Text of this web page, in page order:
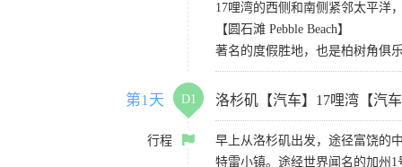
17哩湾的西侧和南侧紧邻太平洋
【圆石滩 Pebble Beach】
著名的度假胜地，也是柏树角俱
第1天 D1 洛杉矶【汽车】17哩湾【汽
行程
早上从洛杉矶出发，途径富饶的
特雷小镇。途经世界闻名的加州